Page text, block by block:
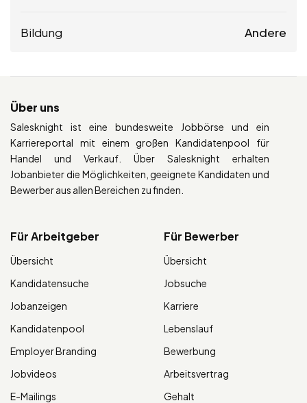
Bildung Andere
Über uns
Salesknight ist eine bundesweite Jobbörse und ein
Karriereportal mit einem großen Kandidatenpool für
Handel und Verkauf. Über Salesknight erhalten
Jobanbieter die Möglichkeiten, geeignete Kandidaten und
Bewerber aus allen Bereichen zu finden.
Für Arbeitgeber
Übersicht
Kandidatensuche
Jobanzeigen
Kandidatenpool
Employer Branding
Jobvideos
E-Mailings
Für Bewerber
Übersicht
Jobsuche
Karriere
Lebenslauf
Bewerbung
Arbeitsvertrag
Gehalt